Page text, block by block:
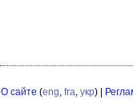
О сайте (eng fra укр) |